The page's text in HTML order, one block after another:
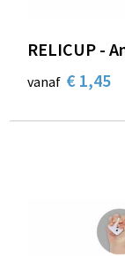
RELICUP -
vanaf € 1,45